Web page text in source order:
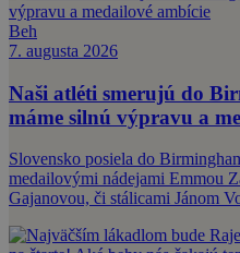
Beh
7. augusta 2026
Naši atléti smerujú do
máme silnú výpravu a
Slovensko posiela do
medailovými nádejami Emmou
Gajanovou, či stálicami Jánom